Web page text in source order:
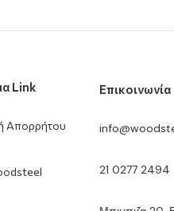
Link
Απορρήτου
Επικοινωνία
21 0277 2494